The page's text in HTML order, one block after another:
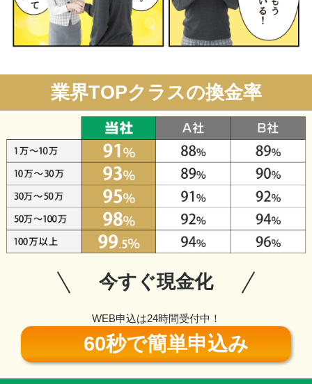
業界TOPクラスの換金率
今すぐ現金化
WEB申込は24時間受付中！
60秒で簡単申込み